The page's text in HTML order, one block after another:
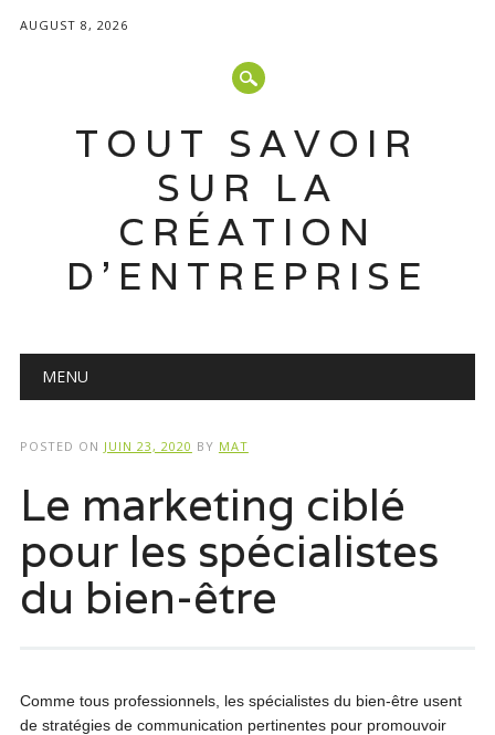
AUGUST 8, 2026
TOUT SAVOIR
SUR LA
CRÉATION
D'ENTREPRISE
Main menu
MENU
POSTED ON JUIN 23, 2020 BY MAT
Le marketing ciblé
pour les spécialistes
du bien-être
Comme tous professionnels, les spécialistes du bien-être usent
de stratégies de communication pertinentes pour promouvoir